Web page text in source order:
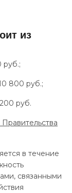
из
руб.;
800 руб.;
руб.
в течение
связанными